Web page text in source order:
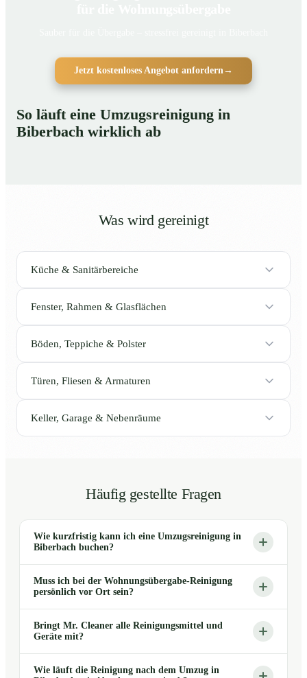
Jetzt kostenloses Angebot anfordern→
So läuft eine Umzugsreinigung in
Biberbach wirklich ab
Was wird gereinigt
Küche & Sanitärbereiche
Fenster, Rahmen & Glasflächen
Böden, Teppiche & Polster
Türen, Fliesen & Armaturen
Keller, Garage & Nebenräume
Häufig gestellte Fragen
Wie kurzfristig kann ich eine Umzugsreinigung in
Biberbach buchen?
Muss ich bei der Wohnungsübergabe-Reinigung
persönlich vor Ort sein?
Bringt Mr. Cleaner alle Reinigungsmittel und
Geräte mit?
Wie läuft die Reinigung nach dem Umzug in